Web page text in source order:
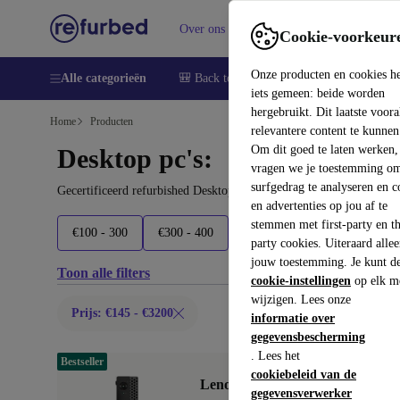
Cookie-
Onze producten en cookies
iets gemeen: beide worden
hergebruikt. Dit laatste
relevantere content te
Om dit goed te laten werken,
vragen we je toestemming
surfgedrag te analyseren en
en advertenties op jou af te
stemmen met first-party en
party cookies. Uiteraard
jouw toestemming. Je kunt
cookie-instellingen op elk
wijzigen. Lees onze
informatie over
gegevensbescherming
. Lees het
cookiebeleid van de
gegevensverwerker
Over ons Verkopen Support
Alle categorieën 🎒 Back to school Smartphones
Home Producten
Desktop pc's:
Gecertificeerd refurbished Desktop pc's onder 3200€ – bespaar
€100 - 300 €300 - 400 €400 - 500 €500 - 600
Toon alle filters
Prijs: €145 - €3200
Lenovo ThinkCentre M920q Tiny
Bestseller